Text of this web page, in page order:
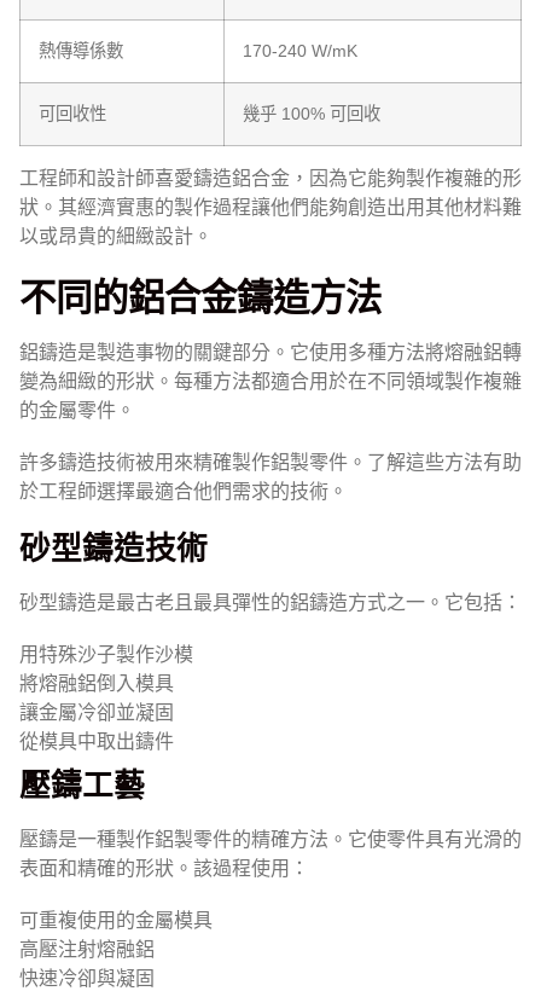
熱傳導係數 170-240 W/mK
可回收性 幾乎 100% 可回收
工程師和設計師喜愛鑄造鋁合金，因為它能夠製作複雜的形
狀。其經濟實惠的製作過程讓他們能夠創造出用其他材料難
以或昂貴的細緻設計。
不同的鋁合金鑄造方法
鋁鑄造是製造事物的關鍵部分。它使用多種方法將熔融鋁轉
變為細緻的形狀。每種方法都適合用於在不同領域製作複雜
的金屬零件。
許多鑄造技術被用來精確製作鋁製零件。了解這些方法有助
於工程師選擇最適合他們需求的技術。
砂型鑄造技術
砂型鑄造是最古老且最具彈性的鋁鑄造方式之一。它包括：
用特殊沙子製作沙模
將熔融鋁倒入模具
讓金屬冷卻並凝固
從模具中取出鑄件
壓鑄工藝
壓鑄是一種製作鋁製零件的精確方法。它使零件具有光滑的
表面和精確的形狀。該過程使用：
可重複使用的金屬模具
高壓注射熔融鋁
快速冷卻與凝固